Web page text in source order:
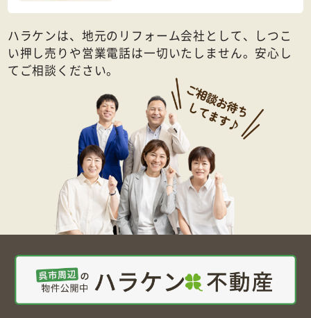
ハラケンは、地元のリフォーム会社として、しつこ
い押し売りや営業電話は一切いたしません。安心し
てご相談ください。